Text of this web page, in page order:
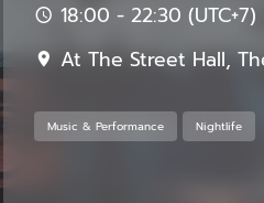
18:00 - 22:30 (UTC+7)
At The Street Hall,
Music & Performance Nightlife